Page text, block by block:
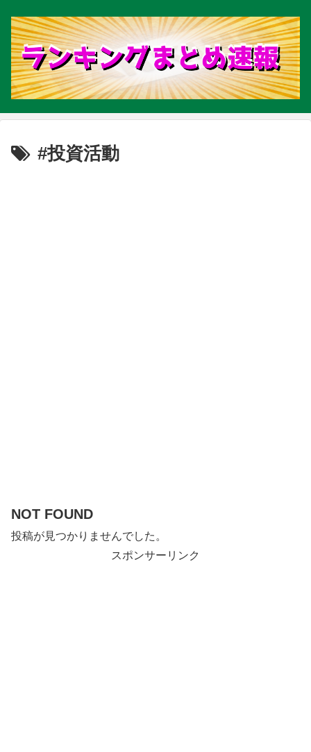
#投資活動
NOT FOUND
投稿が見つかりませんでした。
スポンサーリンク